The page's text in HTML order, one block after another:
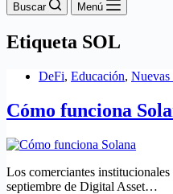
Buscar Menú
Etiqueta SOL
DeFi, Educación, Nuevas
Cómo funciona
Los comerciantes
septiembre de Digital Asset…